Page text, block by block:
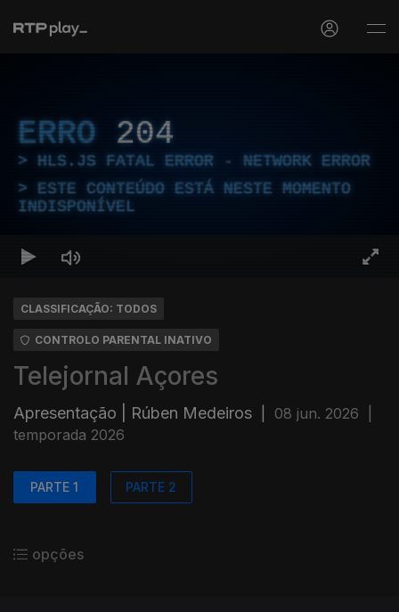
ERRO 204
HLS.JS FATAL ERROR - NETWORK ERROR
ESTE CONTEÚDO ESTÁ NESTE MOMENTO
INDISPONÍVEL
CLASSIFICAÇÃO: TODOS
CONTROLO PARENTAL INATIVO
Telejornal Açores
Apresentação | Rúben Medeiros 08 jun. 2026
temporada 2026
PARTE 1 PARTE 2
opções